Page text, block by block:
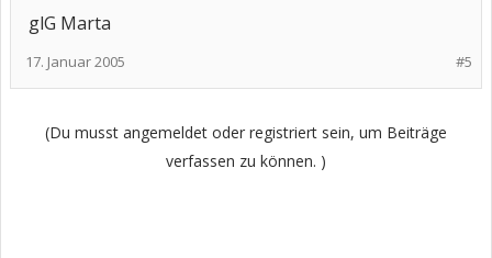
glG Marta
#5
17. Januar 2005
(Du musst angemeldet oder registriert sein, um Beiträge
verfassen zu können. )